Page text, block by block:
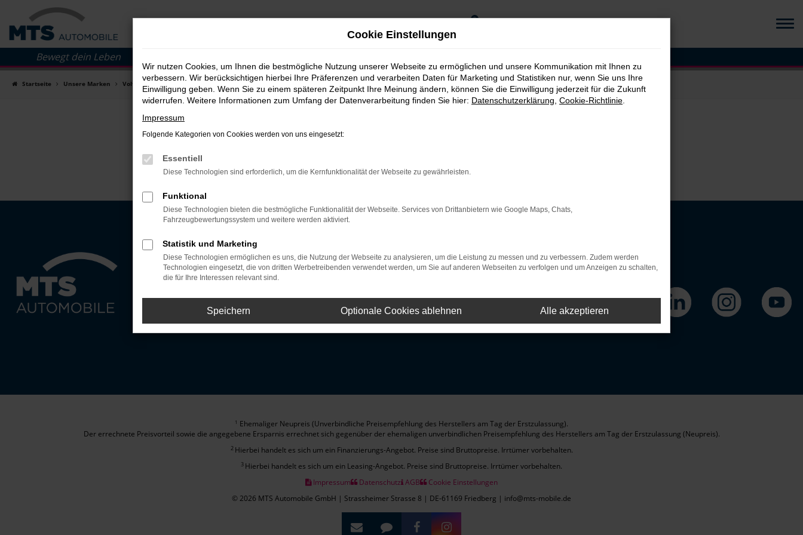
Zum
0
Startseite Unsere Marken Volvo
Kontakt und Öffnungszeiten
Neuwagen-Konfigurator
Servicetermin buchen
Probefahrt vereinbaren
Fahrzeug-Showroom
Unsere Standorte
Werkstattleistungen
Karriere
1 Ehemaliger Neupreis (Unverbindliche Preisempfehlung des Herstellers am Tag der Erstzulassung).
Der errechnete Preisvorteil sowie die angegebene Ersparnis errechnet sich gegenüber der ehemaligen unverbindlichen Preisempfehlung des Herstellers am Tag der Erstzulassung (Neupreis).
2 Hierbei handelt es sich um ein Finanzierungs-Angebot. Preise sind Bruttopreise. Irrtümer vorbehalten.
3 Hierbei handelt es sich um ein Leasing-Angebot. Preise sind Bruttopreise. Irrtümer vorbehalten.
Impressum
Datenschutz AGB
Cookie Einstellungen
© 2026 MTS Automobile GmbH | Strassheimer Strasse 8 | DE-61169 Friedberg | info@mts-mobile.de
Cookie Einstellungen
Wir nutzen Cookies, um Ihnen die bestmögliche Nutzung unserer Webseite zu ermöglichen und unsere Kommunikation mit Ihnen zu
verbessern. Wir berücksichtigen hierbei Ihre Präferenzen und verarbeiten Daten für Marketing und Statistiken nur, wenn Sie uns Ihre
Einwilligung geben. Wenn Sie zu einem späteren Zeitpunkt Ihre Meinung ändern, können Sie die Einwilligung jederzeit für die Zukunft
widerrufen. Weitere Informationen zum Umfang der Datenverarbeitung finden Sie hier: Datenschutzerklärung Cookie-Richtlinie
Impressum
Folgende Kategorien von Cookies werden von uns eingesetzt:
Essentiell
Diese Technologien sind erforderlich, um die Kernfunktionalität der Webseite zu gewährleisten.
Funktional
Diese Technologien bieten die bestmögliche Funktionalität der Webseite. Services von Drittanbietern wie Google Maps, Chats,
Fahrzeugbewertungssystem und weitere werden aktiviert.
Statistik und Marketing
Diese Technologien ermöglichen es uns, die Nutzung der Webseite zu analysieren, um die Leistung zu messen und zu verbessern. Zudem werden
Technologien eingesetzt, die von dritten Werbetreibenden verwendet werden, um Sie auf anderen Webseiten zu verfolgen und um Anzeigen zu schalten,
die für Ihre Interessen relevant sind.
Speichern Optionale Cookies ablehnen Alle akzeptieren